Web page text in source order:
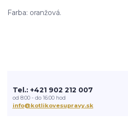
Farba: oranžová.
Tel.: +421 902 212 007
od 8:00 - do 16:00 hod
info@kotlikovesupravy.sk